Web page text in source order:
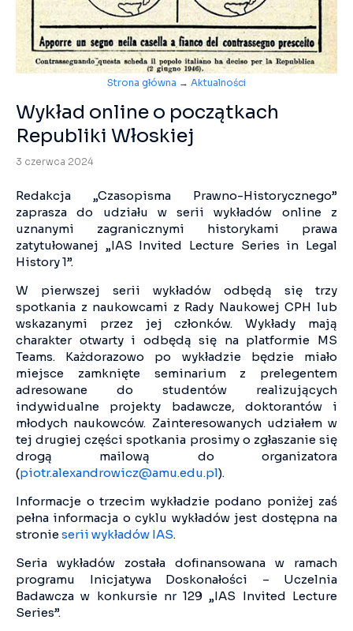
Strona główna → Aktualności
Wykład online o początkach
Republiki Włoskiej
3 czerwca 2024
Redakcja „Czasopisma Prawno-Historycznego”
zaprasza do udziału w serii wykładów online z
uznanymi zagranicznymi historykami prawa
zatytułowanej „IAS Invited Lecture Series in Legal
History 1”.
W pierwszej serii wykładów odbędą się trzy
spotkania z naukowcami z Rady Naukowej CPH lub
wskazanymi przez jej członków. Wykłady mają
charakter otwarty i odbędą się na platformie MS
Teams. Każdorazowo po wykładzie będzie miało
miejsce zamknięte seminarium z prelegentem
adresowane do studentów realizujących
indywidualne projekty badawcze, doktorantów i
młodych naukowców. Zainteresowanych udziałem w
tej drugiej części spotkania prosimy o zgłaszanie się
drogą mailową do organizatora
(piotr.alexandrowicz@amu.edu.pl).
Informacje o trzecim wykładzie podano poniżej zaś
pełna informacja o cyklu wykładów jest dostępna na
stronieserii wykładów IAS.
Seria wykładów została dofinansowana w ramach
programu Inicjatywa Doskonałości – Uczelnia
Badawcza w konkursie nr 129 „IAS Invited Lecture
Series”.